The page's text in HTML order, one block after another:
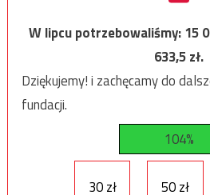
W lipcu potrzebowaliśmy:15
633,5zł.
Dziękujemy! i zachęcamy do
fundacji.
104%
30 zł 50 zł